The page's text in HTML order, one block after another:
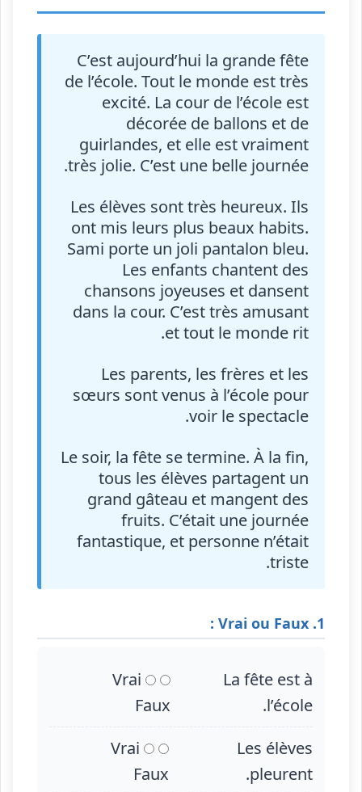
C’est aujourd’hui la grande fête
de l’école. Tout le monde est très
excité. La cour de l’école est
décorée de ballons et de
guirlandes, et elle est vraiment
très jolie. C’est une belle journée.
Les élèves sont très heureux. Ils
ont mis leurs plus beaux habits.
Sami porte un joli pantalon bleu.
Les enfants chantent des
chansons joyeuses et dansent
dans la cour. C’est très amusant
et tout le monde rit.
Les parents, les frères et les
sœurs sont venus à l’école pour
voir le spectacle.
Le soir, la fête se termine. À la fin,
tous les élèves partagent un
grand gâteau et mangent des
fruits. C’était une journée
fantastique, et personne n’était
triste.
1. Vrai ou Faux :
La fête est à
l’école.
Vrai
Faux
Les élèves
pleurent.
Vrai
Faux